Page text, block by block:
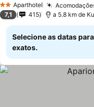
2 EstrelasAparthotel
7,1 415 a 5.8 km de
Selecione as datas
exatos.